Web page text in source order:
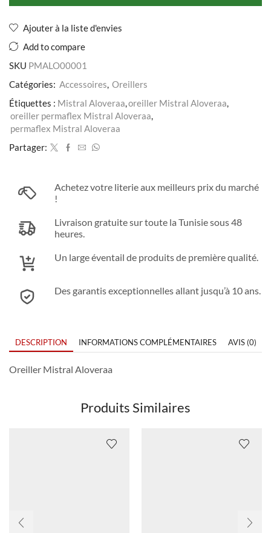
Ajouter à la liste d'envies
Add to compare
SKU PMALO00001
Catégories: Accessoires, Oreillers
Étiquettes : Mistral Aloveraa,oreiller Mistral Aloveraa,
oreiller permaflex Mistral Aloveraa,
permaflex Mistral Aloveraa
Partager:
Achetez votre literie aux meilleurs prix du marché
!
Livraison gratuite sur toute la Tunisie sous 48
heures.
Un large éventail de produits de première qualité.
Des garantis exceptionnelles allant jusqu’à 10 ans.
DESCRIPTION INFORMATIONS COMPLÉMENTAIRES AVIS (0)
Oreiller Mistral Aloveraa
Produits Similaires